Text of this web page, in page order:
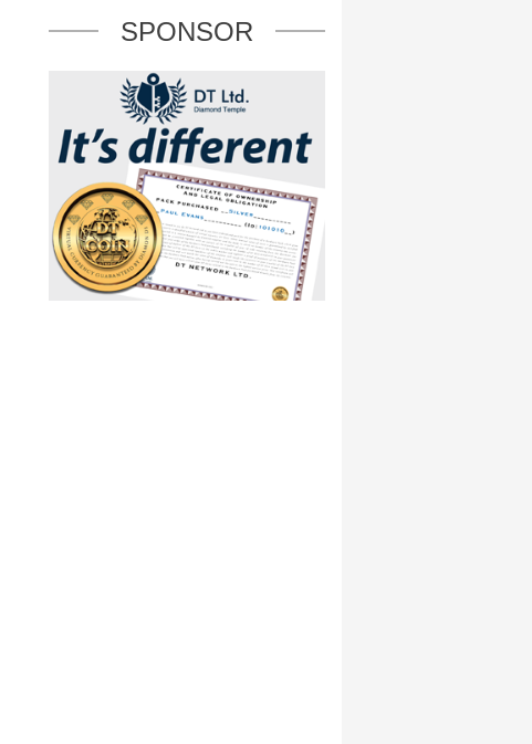
SPONSOR